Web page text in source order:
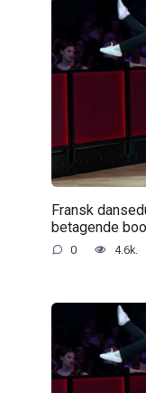
Fransk
betagende
0 4.6k.